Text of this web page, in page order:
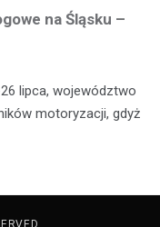
na Śląsku –
lipca, województwo
motoryzacji, gdyż